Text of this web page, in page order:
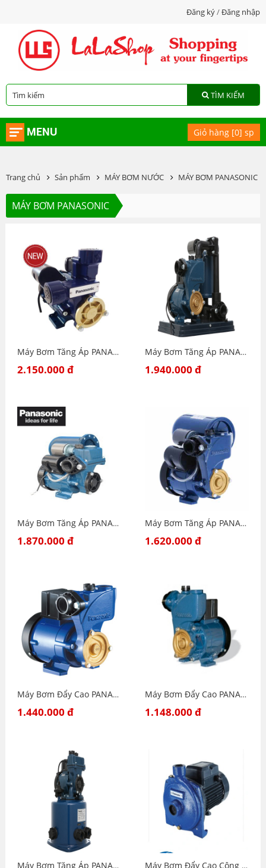
Đăng ký/Đăng nhập
TÌM KIẾM
MENU Giỏ hàng [0] sp
Trang chủ Sản phẩm MÁY BƠM NƯỚC MÁY BƠM PANASONIC
MÁY BƠM PANASONIC
Máy Bơm Tăng Áp PANASONIC GA-125FAK
2.150.000 đ
Máy Bơm Tăng Áp PANASONIC A-130JACK
1.940.000 đ
Máy Bơm Tăng Áp PANASONIC A-200JAK
1.870.000 đ
Máy Bơm Tăng Áp PANASONIC A-130JAK
1.620.000 đ
Máy Bơm Đẩy Cao PANASONIC GP-200JXK-SV5
1.440.000 đ
Máy Bơm Đẩy Cao PANASONIC GP-129JXK-SV5
1.148.000 đ